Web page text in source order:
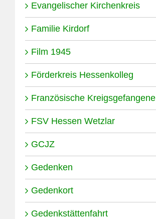
Evangelischer Kirchenkreis
Familie Kirdorf
Film 1945
Förderkreis Hessenkolleg
Französische Kreigsgefangene
FSV Hessen Wetzlar
GCJZ
Gedenken
Gedenkort
Gedenkstättenfahrt